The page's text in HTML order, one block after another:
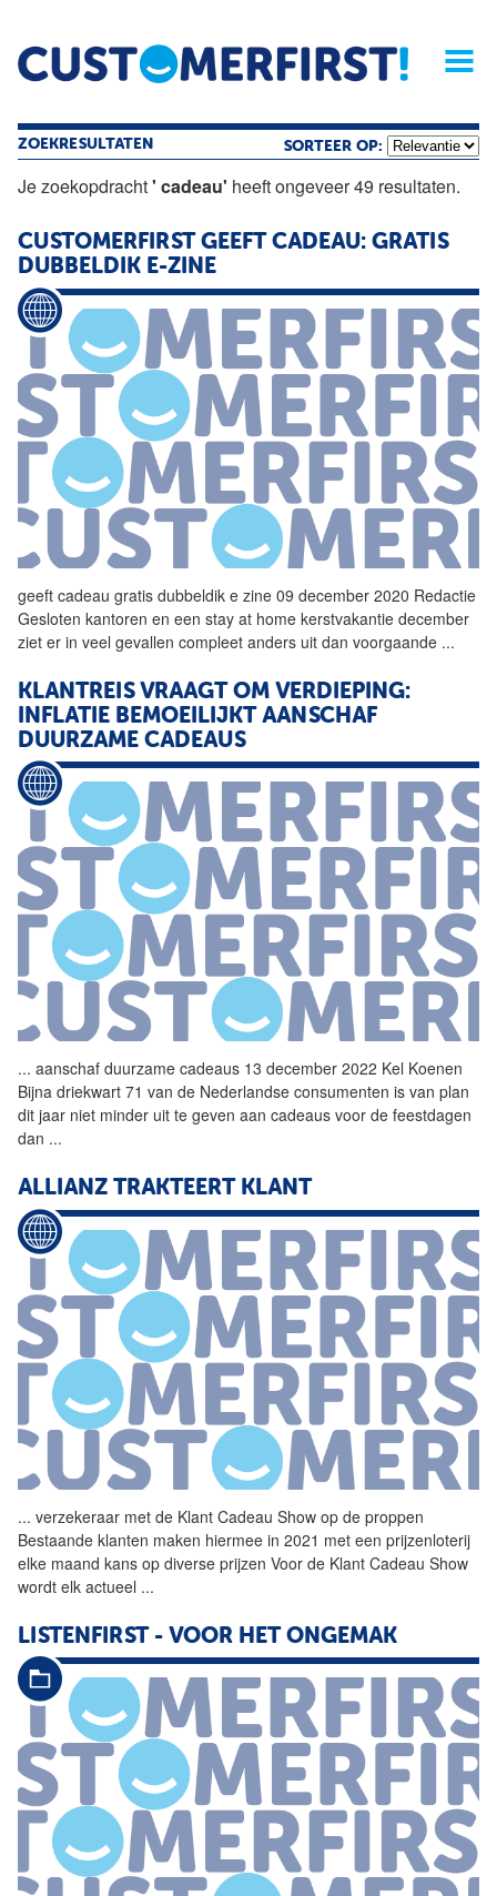
Home Opinie Archief
Magazine
ZOEKRESULTATEN SORTEER OP:
Je zoekopdracht' cadeau' heeft ongeveer 49 resultaten.
CUSTOMERFIRST GEEFT CADEAU: GRATIS
DUBBELDIK E-ZINE
geeft cadeau gratis dubbeldik e zine 09 december 2020 Redactie
Gesloten kantoren en een stay at home kerstvakantie december
ziet er in veel gevallen compleet anders uit dan voorgaande ...
KLANTREIS VRAAGT OM VERDIEPING:
INFLATIE BEMOEILIJKT AANSCHAF
DUURZAME CADEAUS
... aanschaf duurzame cadeaus 13 december 2022 Kel Koenen
Bijna driekwart 71 van de Nederlandse consumenten is van plan
dit jaar niet minder uit te geven aan cadeaus voor de feestdagen
dan ...
ALLIANZ TRAKTEERT KLANT
... verzekeraar met de Klant Cadeau Show op de proppen
Bestaande klanten maken hiermee in 2021 met een prijzenloterij
elke maand kans op diverse prijzen Voor de Klant Cadeau Show
wordt elk actueel ...
LISTENFIRST - VOOR HET ONGEMAK